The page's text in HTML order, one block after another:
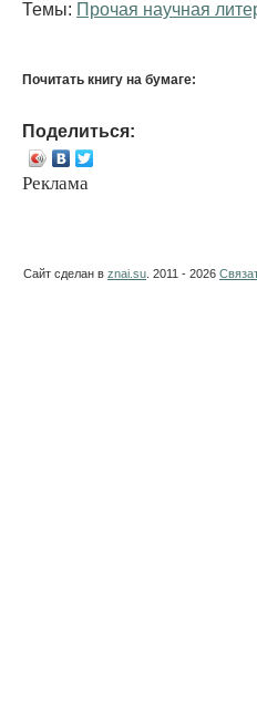
Темы: Прочая научная
Почитать книгу на бумаге:
Поделиться:
Реклама
Сайт сделан в znai.su . 2011 - 2026